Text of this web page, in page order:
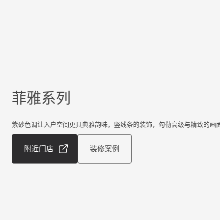
菲雅系列
紫砂色调让入户空间更具典雅韵味，竖线条的装饰，勾勒高级与精致的画
附近门店 装修案例